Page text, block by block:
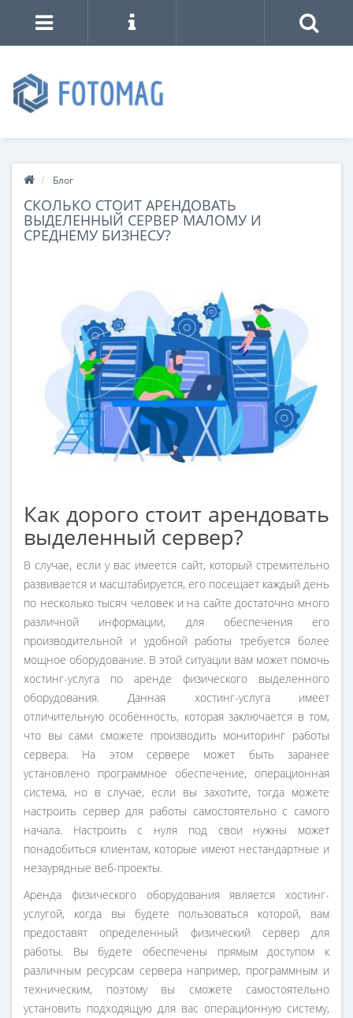
Блог
СКОЛЬКО СТОИТ АРЕНДОВАТЬ
ВЫДЕЛЕННЫЙ СЕРВЕР МАЛОМУ И
СРЕДНЕМУ БИЗНЕСУ?
Как дорого стоит арендовать
выделенный сервер?
В случае, если у вас имеется сайт, который стремительно
развивается и масштабируется, его посещает каждый день
по несколько тысяч человек и на сайте достаточно много
различной информации, для обеспечения его
производительной и удобной работы требуется более
мощное оборудование. В этой ситуации вам может помочь
хостинг-услуга по аренде физического выделенного
оборудования. Данная хостинг-услуга имеет
отличительную особенность, которая заключается в том,
что вы сами сможете производить мониторинг работы
сервера. На этом сервере может быть заранее
установлено программное обеспечение, операционная
система, но в случае, если вы захотите, тогда можете
настроить сервер для работы самостоятельно с самого
начала. Настроить с нуля под свои нужны может
понадобиться клиентам, которые имеют нестандартные и
незаурядные веб-проекты.
Аренда физического оборудования является хостинг-
услугой, когда вы будете пользоваться которой, вам
предоставят определенный физический сервер для
работы. Вы будете обеспечены прямым доступом к
различным ресурсам сервера например, программным и
техническим, поэтому вы сможете самостоятельно
установить подходящую для вас операционную систему,